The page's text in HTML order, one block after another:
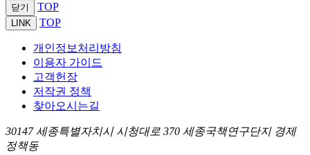
닫기 TOP
LINK TOP
개인정보처리방침
이용자 가이드
고객헌장
저작권 정책
찾아오시는길
30147 세종특별자치시 시청대로 370 세종국책연구단지 경제
정책동